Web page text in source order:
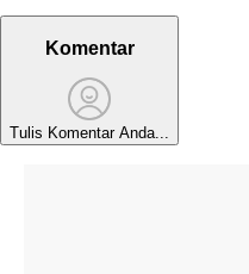
Komentar
Tulis Komentar Anda...